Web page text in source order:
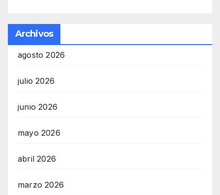
Archivos
agosto 2026
julio 2026
junio 2026
mayo 2026
abril 2026
marzo 2026